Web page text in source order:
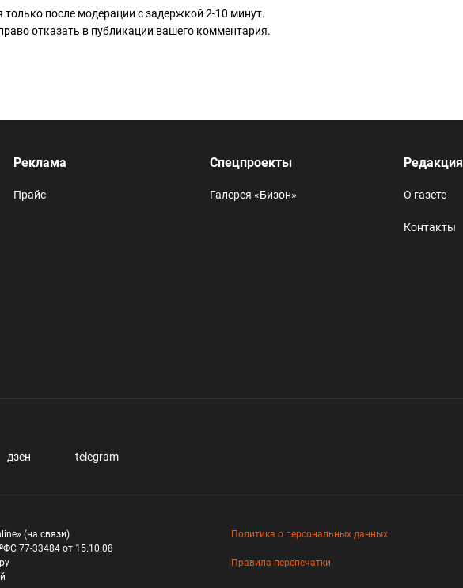
после модерации с задержкой 2-10 минут.
отказать в публикации вашего комментария.
Реклама
Прайс
Спецпроекты
Галерея «Бизон»
Редакция
О газете
Контакты
дзен telegram
(на связи)
77-33484 от 15.10.08
Политика о персональных данных
Правила перепечатки